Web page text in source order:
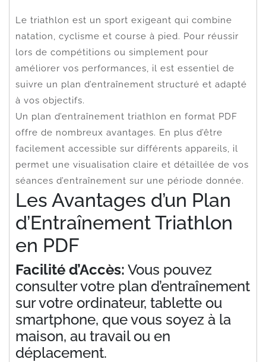
Le triathlon est un sport exigeant qui combine
natation, cyclisme et course à pied. Pour réussir
lors de compétitions ou simplement pour
améliorer vos performances, il est essentiel de
suivre un plan d’entraînement structuré et adapté
à vos objectifs.
Un plan d’entraînement triathlon en format PDF
offre de nombreux avantages. En plus d’être
facilement accessible sur différents appareils, il
permet une visualisation claire et détaillée de vos
séances d’entraînement sur une période donnée.
Les Avantages d’un Plan
d’Entraînement Triathlon
en PDF
Facilité d’Accès: Vous pouvez
consulter votre plan d’entraînement
sur votre ordinateur, tablette ou
smartphone, que vous soyez à la
maison, au travail ou en
déplacement.